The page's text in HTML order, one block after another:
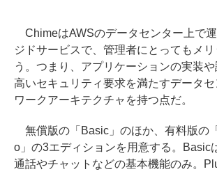
ChimeはAWSのデータセンター上で
ジドサービスで、管理者にとってもメ
う。つまり、アプリケーションの実装や
高いセキュリティ要求を満たすデータセ
ワークアーキテクチャを持つ点だ。
無償版の「Basic」のほか、有料版の
o」の3エディションを用意する。Basic
通話やチャットなどの基本機能のみ。